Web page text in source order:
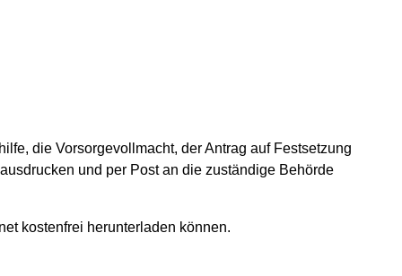
die Vorsorgevollmacht, der Antrag auf Festsetzung
und per Post an die zuständige Behörde
kostenfrei herunterladen können.